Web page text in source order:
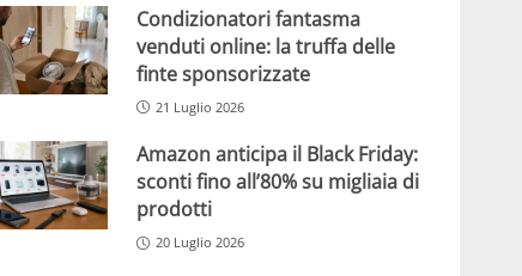
Condizionatori fantasma
venduti online: la truffa delle
finte sponsorizzate
21 Luglio 2026
Amazon anticipa il Black Friday:
sconti fino all’80% su migliaia di
prodotti
20 Luglio 2026